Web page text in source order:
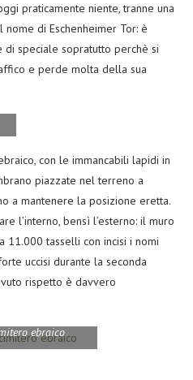
praticamente niente, tranne una
di Eschenheimer Tor: è
speciale sopratutto perchè si
e perde molta della sua
con le immancabili lapidi in
piazzate nel terreno a
a mantenere la posizione eretta.
l’interno, bensì l’esterno: il muro
11.000 tasselli con incisi i nomi
uccisi durante la seconda
rispetto è davvero
ebraico